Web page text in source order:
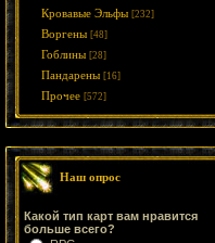
Кровавые Эльфы [232]
Воргены [48]
Гоблины [28]
Пандарены [16]
Прочее [572]
Наш опрос
Какой тип карт вам нравится
больше всего?